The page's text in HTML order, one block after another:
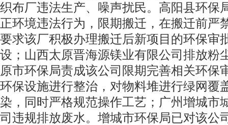
织布厂违法生产、噪声扰民。高阳县环保
正环境违法行为，限期搬迁，在搬迁前严
要求该厂积极办理搬迁后新项目的环保审
设；山西太原晋海源镁业有限公司排放粉
原市环保局责成该公司限期完善相关环保
环保设施进行整治，对物料堆进行绿网覆
染，同时严格规范操作工艺；广州增城市
司违规排放废水。增城市环保局已对该公